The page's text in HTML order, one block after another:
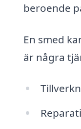
beroende
En smed
är några